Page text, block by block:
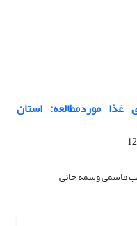
موردمطالعه: استان
قاسمی وسمه جانی